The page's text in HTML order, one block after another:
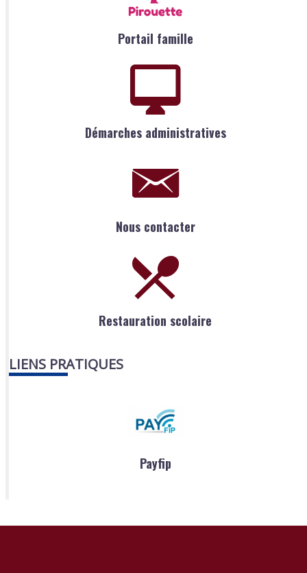
Portail famille
Démarches administratives
Nous contacter
Restauration scolaire
LIENS PRATIQUES
Payfip